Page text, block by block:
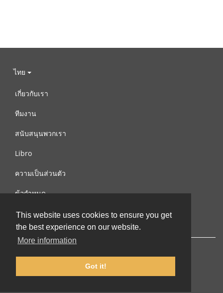
This website uses cookies to ensure you get
the best experience on our website.
More information
Got it!
ไทย
เกี่ยวกับเรา
ทีมงาน
สนับสนุนพวกเรา
Libro
ความเป็นส่วนตัว
ข้อกำหนด
ติดต่อเรา
© 2002-2026 lernu.net |Impressum